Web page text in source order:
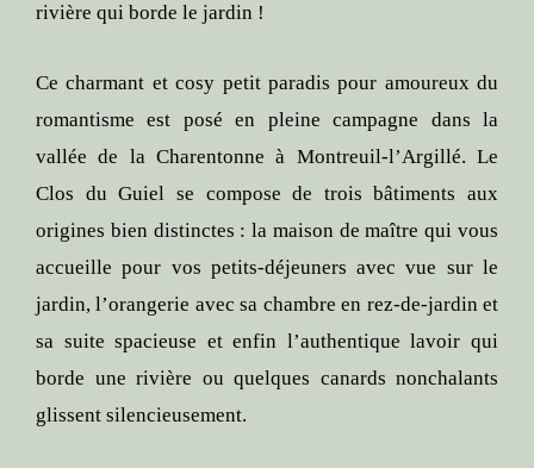
rivière qui borde le jardin !
Ce charmant et cosy petit paradis pour amoureux du
romantisme est posé en pleine campagne dans la
vallée de la Charentonne à Montreuil-l’Argillé. Le
Clos du Guiel se compose de trois bâtiments aux
origines bien distinctes : la maison de maître qui vous
accueille pour vos petits-déjeuners avec vue sur le
jardin, l’orangerie avec sa chambre en rez-de-jardin et
sa suite spacieuse et enfin l’authentique lavoir qui
borde une rivière ou quelques canards nonchalants
glissent silencieusement.